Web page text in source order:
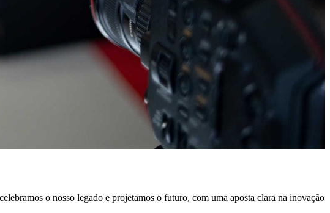
o nosso legado e projetamos o futuro, com uma aposta clara na inovação